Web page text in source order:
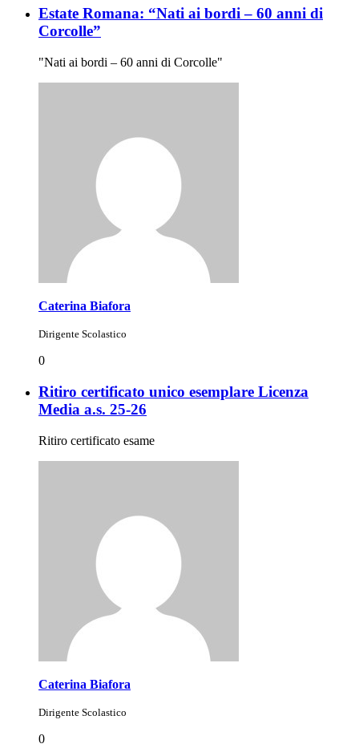
Estate Romana: “Nati ai bordi – 60 anni di
Corcolle”
"Nati ai bordi – 60 anni di Corcolle"
Caterina Biafora
Dirigente Scolastico
0
Ritiro certificato unico esemplare Licenza
Media a.s. 25-26
Ritiro certificato esame
Caterina Biafora
Dirigente Scolastico
0